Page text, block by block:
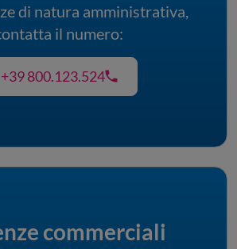
di natura amministrativa,
il numero:
+39 800.123.524
commerciali